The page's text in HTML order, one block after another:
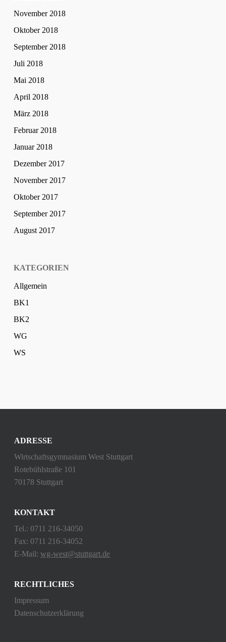
November 2018
Oktober 2018
September 2018
Juli 2018
Mai 2018
April 2018
März 2018
Februar 2018
Januar 2018
Dezember 2017
November 2017
Oktober 2017
September 2017
August 2017
KATEGORIEN
Allgemein
BK1
BK2
WG
WS
ADRESSE
Wirtschaftsgymnasium West Stuttgart
Rotebühlstraße 101
70178 Stuttgart
KONTAKT
Tel.: 0711 216-34050
Fax: 0711 216-34052
E-Mail: wg-west@stuttgart.de
RECHTLICHES
Impressum
Datenschutzerklärung